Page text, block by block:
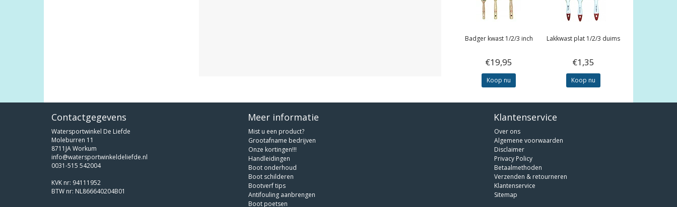
Badger kwast 1/2/3 inch
€19,95
Koop nu
Lakkwast plat 1/2/3 duims
€1,35
Koop nu
Contactgegevens
Watersportwinkel De Liefde
Moleburren 11
8711JA Workum
info@watersportwinkeldeliefde.nl
0031-515 542004
KVK nr: 94111952
BTW nr: NL866640204B01
Meer informatie
Mist u een product?
Grootafname bedrijven
Onze kortingen!!!
Handleidingen
Boot onderhoud
Boot schilderen
Bootverf tips
Antifouling aanbrengen
Boot poetsen
Klantenservice
Over ons
Algemene voorwaarden
Disclaimer
Privacy Policy
Betaalmethoden
Verzenden & retourneren
Klantenservice
Sitemap